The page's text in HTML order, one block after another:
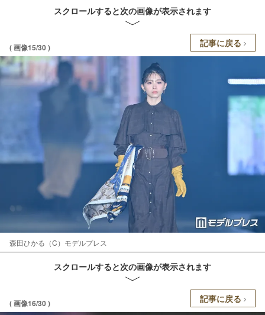
スクロールすると次の画像が表示されます
( 画像15/30 ) 記事に戻る
森田ひかる（C）モデルプレス
スクロールすると次の画像が表示されます
( 画像16/30 ) 記事に戻る